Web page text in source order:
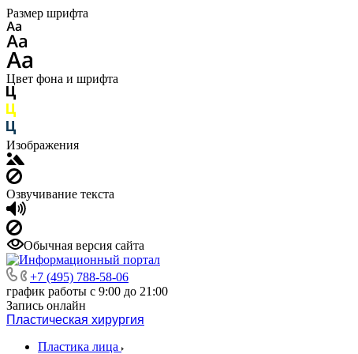
Размер шрифта
Цвет фона и шрифта
Изображения
Озвучивание текста
Обычная версия сайта
+7 (495) 788-58-06
график работы с 9:00 до 21:00
Запись онлайн
Пластическая хирургия
Пластика лица